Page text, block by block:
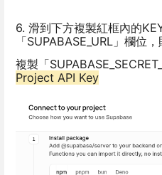
6. 滑到下方複製紅框內的
「SUPABASE_URL」欄位
複製「
Project API Key